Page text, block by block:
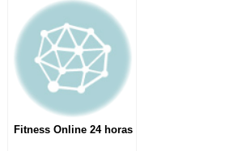
Fitness Online 24 horas